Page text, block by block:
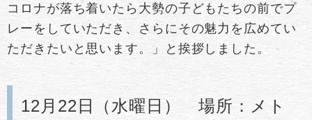
コロナが落ち着いたら大勢の子どもたちの前でプ
レーをしていただき、さらにその魅力を広めてい
ただきたいと思います。」と挨拶しました。
12月22日（水曜日） 場所：メト